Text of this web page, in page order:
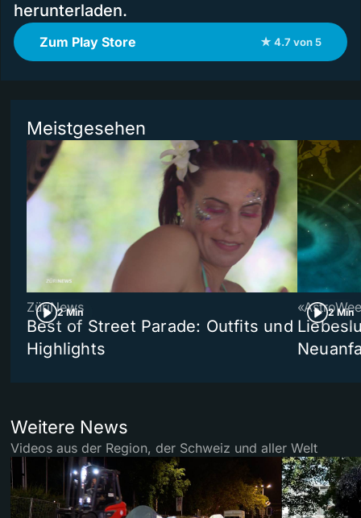
herunterladen.
Zum Play Store ★ 4.7 von 5
Meistgesehen
2 Min
ZüriNews
Best of Street Parade: Outfits und
Highlights
2 Min
Weitere News
Videos aus der Region, der Schweiz und aller Welt